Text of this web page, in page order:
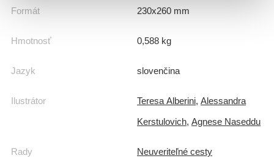
Formát 230x260 mm
Hmotnosť 0,588 kg
Jazyk slovenčina
Ilustrátor Teresa Alberini, Alessandra
Kerstulovich, Agnese Naseddu
Rady Neuveriteľné cesty